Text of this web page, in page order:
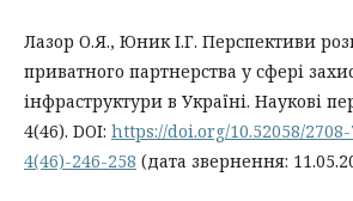
Лазор О.Я., Юник І.Г. Перспективи
приватного партнерства у сфері
інфраструктури в Україні. Наукові
4(46). DOI: https://doi.org/10.52058/
4(46)-246-258 (дата звернення: